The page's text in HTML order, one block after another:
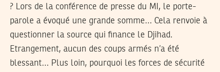
? Lors de la conférence de presse du MI, le porte-
parole a évoqué une grande somme… Cela renvoie à
questionner la source qui finance le Djihad.
Etrangement, aucun des coups armés n’a été
blessant… Plus loin, pourquoi les forces de sécurité